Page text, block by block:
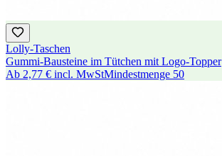
Lolly-Taschen
Gummi-Bausteine im Tütchen mit Logo-Topper
Ab 2,77 € incl. MwStMindestmenge 50